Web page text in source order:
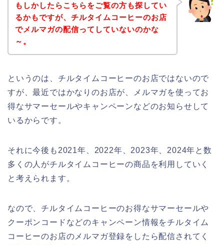
もしかしたらこちらをご覧の方も探してい
るかもですが、チルタイムコーヒーのお店
でメルマガの配信ってしていないのかな
～。
というのは、チルタイムコーヒーのお店ではないので
すが、最近ではかなりのお店が、メルマガを使ってお
得なサマーセールやキャンペーンなどのお知らせして
いるからです。
それに今後も2021年、2022年、2023年、2024年と数
多くの人がチルタイムコーヒーの商品を利用していく
と考えられます。
なので、チルタイムコーヒーのお得なサマーセールや
クーポンコードなどのキャンペーン情報をチルタイム
コーヒーのお店のメルマガ登録をしたら配信されてく